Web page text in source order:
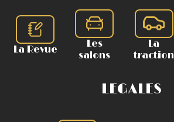
La Revue
Les
salons
La
traction
LEGALES